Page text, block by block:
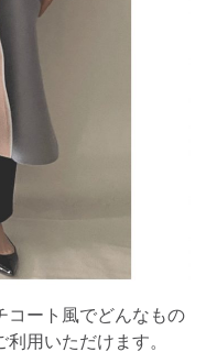
コート風でどんなもの
用いただけます。